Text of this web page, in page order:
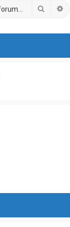
Szukaj